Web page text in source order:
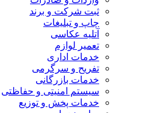
ثبت شرکت و برند
چاپ و تبلیغات
آتلیه عکاسی
تعمیر لوازم
خدمات اداری
تفریح و سرگرمی
خدمات بازرگانی
سیستم امنیتی و حفاظتی
خدمات پخش و توزیع